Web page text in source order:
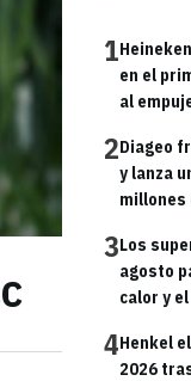
1
en el
al
2Diageo
y lanza
millones
3Los
agosto
calor y
4Henkel
2026